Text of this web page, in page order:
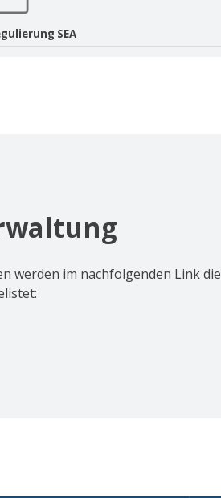
SEA
werden im nachfolgenden Link die